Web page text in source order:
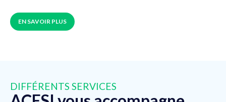
EN SAVOIR PLUS
DIFFÉRENTS SERVICES